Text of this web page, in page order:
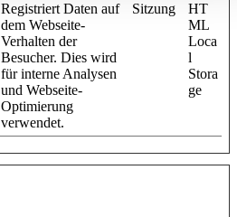
Registriert Daten auf
dem Webseite-
Verhalten der
Besucher. Dies wird
für interne Analysen
und Webseite-
Optimierung
verwendet.
Sitzung
HT
ML
Loca
l
Stora
ge